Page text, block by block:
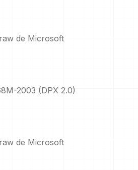
de Microsoft
2003 (DPX 2.0)
de Microsoft